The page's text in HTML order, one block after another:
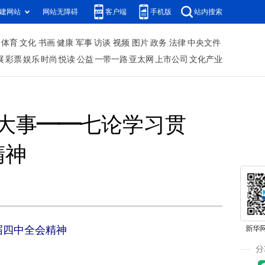
网站 网站无障碍 客户端 手机版 站内搜索
体育 文化 书画 健康 军事 访谈 视频 图片 政务 法律 中央文件
彩票娱乐 时尚 悦读 公益 一带一路 亚太网 上市公司 文化产业
事——七论学习贯
中全会精神